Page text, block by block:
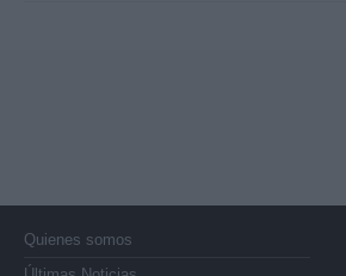
Quienes somos